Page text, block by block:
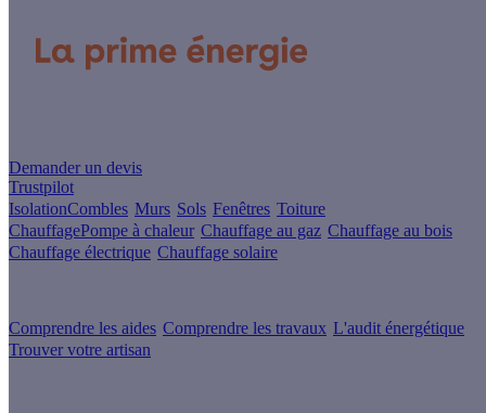
Demander un devis
Trustpilot
IsolationCombles Murs Sols Fenêtres Toiture
ChauffagePompe à chaleur Chauffage au gaz Chauffage au bois
Chauffage électrique Chauffage solaire
Comprendre les aides Comprendre les travaux L'audit énergétique
Trouver votre artisan